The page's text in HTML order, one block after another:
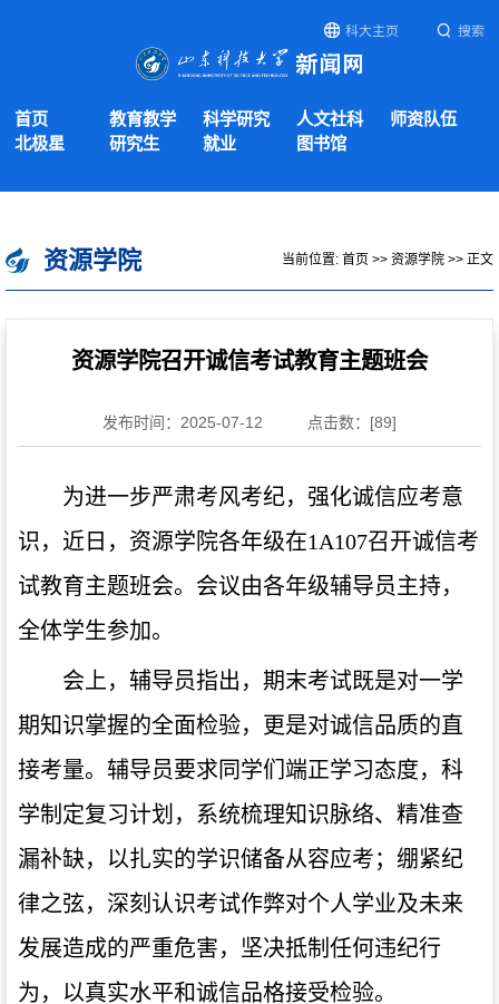
科大主页 搜索
首页 教育教学 科学研究 人文社科
师资队伍
北极星
研究生 就业 图书馆
资源学院 当前位置: 首页 >> 资源学院 >> 正文
资源学院召开诚信考试教育主题班会
发布时间：2025-07-12 点击数：[89]
为进一步严肃考风考纪，强化诚信应考意
识，近日，资源学院各年级在1A107召开诚信考
试教育主题班会。会议由各年级辅导员主持，
全体学生参加。
会上，辅导员指出，期末考试既是对一学
期知识掌握的全面检验，更是对诚信品质的直
接考量。辅导员要求同学们端正学习态度，科
学制定复习计划，系统梳理知识脉络、精准查
漏补缺，以扎实的学识储备从容应考；绷紧纪
律之弦，深刻认识考试作弊对个人学业及未来
发展造成的严重危害，坚决抵制任何违纪行
为，以真实水平和诚信品格接受检验。